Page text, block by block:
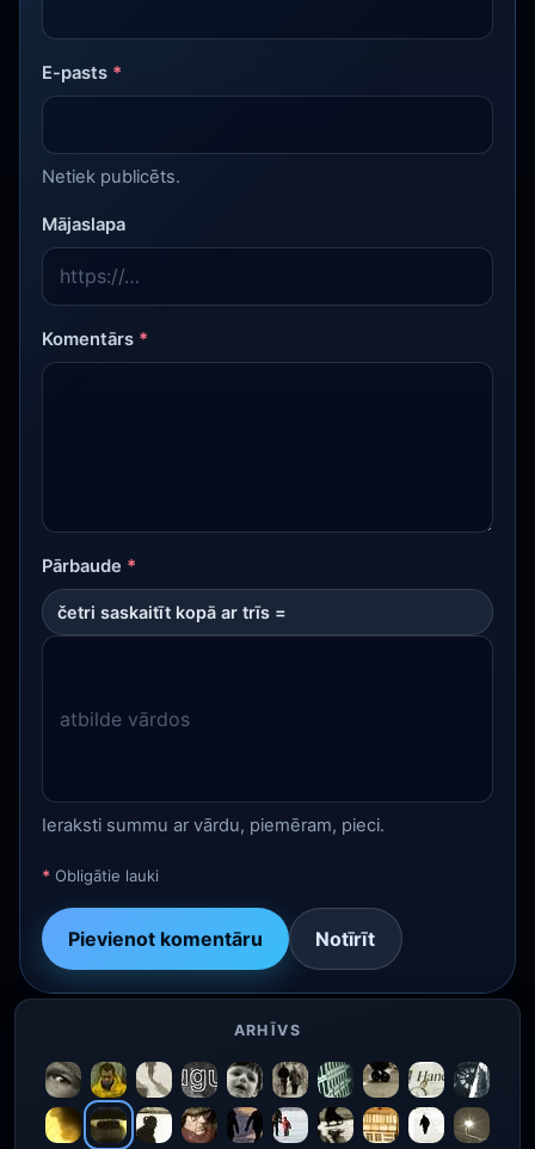
E-pasts *
Netiek publicēts.
Mājaslapa
Komentārs *
Pārbaude *
četri saskaitīt kopā ar trīs =
Ieraksti summu ar vārdu, piemēram, pieci.
* Obligātie lauki
Pievienot komentāru Notīrīt
ARHĪVS